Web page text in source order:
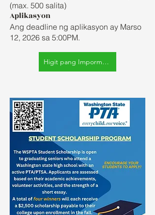
(max. 500 salita)
Aplikasyon
Ang deadline ng aplikasyon ay Marso
12, 2026 sa 5:00PM.
Higit pang Impormasyon at Pagsusumite